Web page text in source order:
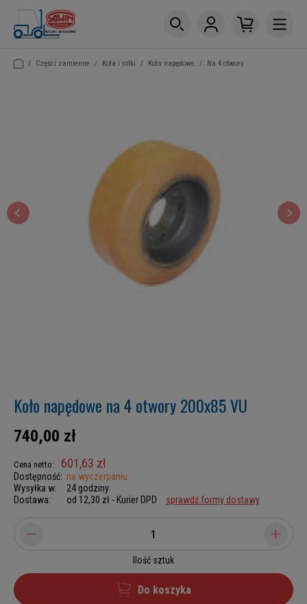
/ Części zamienne / Koła i rolki / Koła napędowe / Na 4 otwory
Koło napędowe na 4 otwory 200x85 VU
740,00 zł
Cena netto: 601,63 zł
Dostępność: na wyczerpaniu
Wysyłka w:
24 godziny
Dostawa:
od 12,30 zł - Kurier DPD sprawdź formy dostawy
Ilość sztuk
Do koszyka